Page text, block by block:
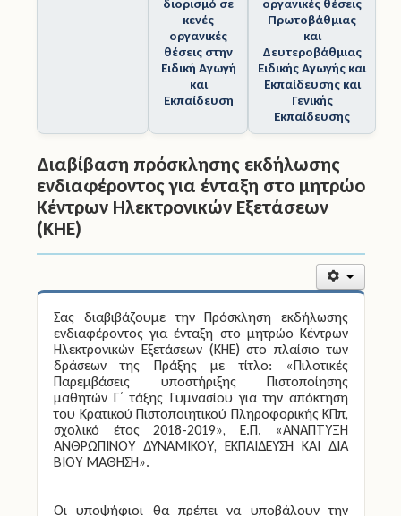
διορισμό σε
κενές
οργανικές
θέσεις στην
Ειδική Αγωγή
και
οργανικές θέσεις
Πρωτοβάθμιας
και
Δευτεροβάθμιας
Ειδικής Αγωγής και
Εκπαίδευσης και
Γενικής
Εκπαίδευσης
Διαβίβαση πρόσκλησης εκδήλωσης
ενδιαφέροντος για ένταξη στο μητρώο
Κέντρων Ηλεκτρονικών Εξετάσεων
(ΚΗΕ)
Σας διαβιβάζουμε την Πρόσκληση εκδήλωσης
ενδιαφέροντος για ένταξη στο μητρώο Κέντρων
Ηλεκτρονικών Εξετάσεων (ΚΗΕ) στο πλαίσιο των
δράσεων της Πράξης με τίτλο:«Πιλοτικές
Παρεμβάσεις υποστήριξης Πιστοποίησης
μαθητών Γ΄ τάξης Γυμνασίου για την απόκτηση
του Κρατικού Πιστοποιητικού Πληροφορικής ΚΠπ,
σχολικό έτος 2018-2019» , Ε.Π. «ΑΝΑΠΤΥΞΗ
ΑΝΘΡΩΠΙΝΟΥ ΔΥΝΑΜΙΚΟΥ, ΕΚΠΑΙΔΕΥΣΗ ΚΑΙ ΔΙΑ